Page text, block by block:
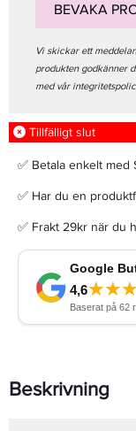
BEVAKA
Vi skickar ett
produkten godkänner
med vår
Tillfälligt slut
✅ Betala enkelt med
✅ Har du en
✅ Frakt 29kr när du
Beskrivning